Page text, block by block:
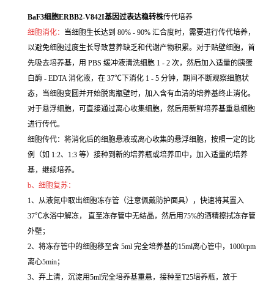
BaF3细胞ERBB2-V842I基因过表达稳转株传代培养
细胞消化： 当细胞生长达到 80% - 90% 汇合度时，需要进行传代培养，
以避免细胞过度生长导致营养缺乏和代谢产物积累。对于贴壁细胞，首
先吸去培养基，用 PBS 缓冲液清洗细胞 1 - 2 次，然后加入适量的胰蛋
白酶 - EDTA 消化液，在 37℃下消化 1 - 5 分钟，期间不断观察细胞状
态，当细胞变圆并开始脱离瓶壁时，加入含有血清的培养基终止消化。
对于悬浮细胞，可直接通过离心收集细胞，然后用新鲜培养基重悬细胞
进行传代。
细胞传代：将消化后的细胞悬液或离心收集的悬浮细胞，按照一定的比
例（如 1:2、1:3 等）接种到新的培养瓶或培养皿中，加入适量的培养
基，继续培养。
b、细胞复苏：
1、从液氮中取出细胞冻存管（注意佩戴防护面具），快速将其置入
37℃水浴中解冻， 直至冻存管中无结晶，然后用75%的酒精擦拭冻存管
外壁；
2、将冻存管中的细胞移至含 5ml 完全培养基的15ml离心管中，1000rpm
离心5min；
3、弃上清，沉淀用5ml完全培养基重悬，接种至T25培养瓶，放于